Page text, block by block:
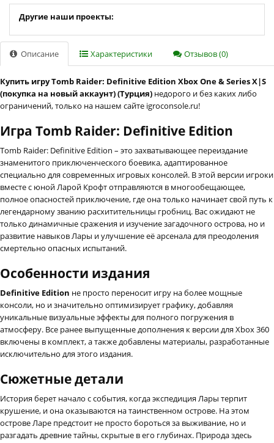
Другие наши проекты:
Описание Характеристики Отзывов (0)
Купить игру Tomb Raider: Definitive Edition Xbox One & Series X|S
(покупка на новый аккаунт) (Турция) недорого и без каких либо
ограничений, только на нашем сайте igroconsole.ru!
Игра Tomb Raider: Definitive Edition
Tomb Raider: Definitive Edition – это захватывающее переиздание
знаменитого приключенческого боевика, адаптированное
специально для современных игровых консолей. В этой версии игроки
вместе с юной Ларой Крофт отправляются в многообещающее,
полное опасностей приключение, где она только начинает свой путь к
легендарному званию расхитительницы гробниц. Вас ожидают не
только динамичные сражения и изучение загадочного острова, но и
развитие навыков Лары и улучшение её арсенала для преодоления
смертельно опасных испытаний.
Особенности издания
Definitive Edition не просто переносит игру на более мощные
консоли, но и значительно оптимизирует графику, добавляя
уникальные визуальные эффекты для полного погружения в
атмосферу. Все ранее выпущенные дополнения к версии для Xbox 360
включены в комплект, а также добавлены материалы, разработанные
исключительно для этого издания.
Сюжетные детали
История берет начало с события, когда экспедиция Лары терпит
крушение, и она оказываются на таинственном острове. На этом
острове Ларе предстоит не просто бороться за выживание, но и
разгадать древние тайны, скрытые в его глубинах. Природа здесь